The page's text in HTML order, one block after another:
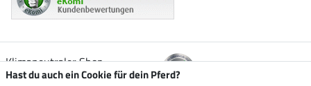
Klimaneutraler Shop
Hast du auch ein Cookie für dein Pferd?